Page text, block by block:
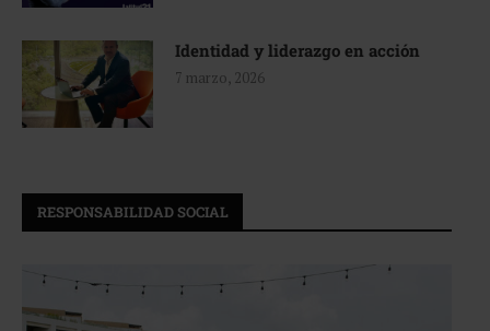
Identidad y liderazgo en acción
7 marzo, 2026
RESPONSABILIDAD SOCIAL